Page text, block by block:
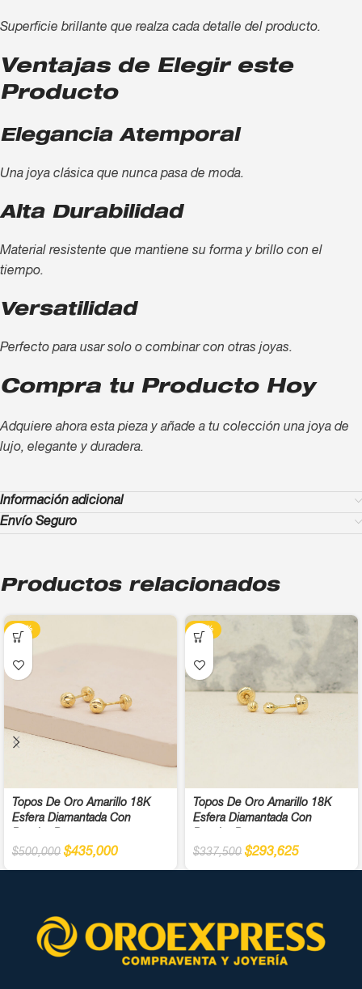
Superficie brillante que realza cada detalle del producto.
Ventajas de Elegir este
Producto
Elegancia Atemporal
Una joya clásica que nunca pasa de moda.
Alta Durabilidad
Material resistente que mantiene su forma y brillo con el
tiempo.
Versatilidad
Perfecto para usar solo o combinar con otras joyas.
Compra tu Producto Hoy
Adquiere ahora esta pieza y añade a tu colección una joya de
lujo, elegante y duradera.
Información adicional
Envío Seguro
Productos relacionados
-13%
Topos De Oro Amarillo 18K
Esfera Diamantada Con
$500,000 $435,000
-13%
Topos De Oro Amarillo 18K
Esfera Diamantada Con
$337,500 $293,625